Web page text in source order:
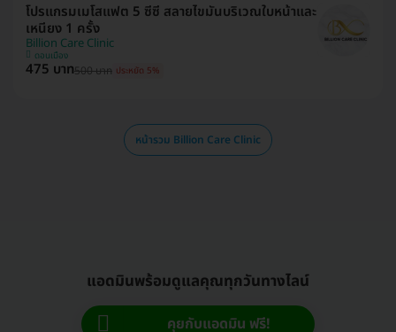
โปรแกรมเมโสแฟต 5 ซีซี สลายไขมันบริเวณใบหน้าและ
เหนียง 1 ครั้ง
Billion Care Clinic
ดอนเมือง
475 บาท500 บาท ประหยัด 5%
หน้ารวม Billion Care Clinic
แอดมินพร้อมดูแลคุณทุกวันทางไลน์
คุยกับแอดมิน ฟรี!